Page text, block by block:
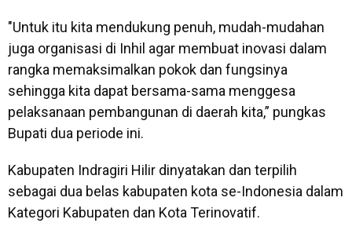
"Untuk itu kita mendukung penuh, mudah-mudahan
juga organisasi di Inhil agar membuat inovasi dalam
rangka memaksimalkan pokok dan fungsinya
sehingga kita dapat bersama-sama menggesa
pelaksanaan pembangunan di daerah kita,” pungkas
Bupati dua periode ini.
Kabupaten Indragiri Hilir dinyatakan dan terpilih
sebagai dua belas kabupaten kota se-Indonesia dalam
Kategori Kabupaten dan Kota Terinovatif.